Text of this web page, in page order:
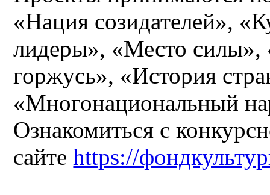
«Нация созидателей»,
лидеры», «Место силы»,
горжусь», «История
«Многонациональный
Ознакомиться с
сайтеhttps://